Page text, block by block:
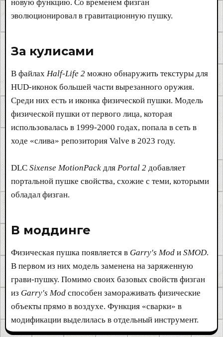
новую функцию. Со временем физган
эволюционировал в гравитационную пушку.
За кулисами​
В файлах Half-Life 2 можно обнаружить текстуры для
HUD-иконок большей части вырезанного оружия.
Среди них есть и иконка физической пушки. Модель
физической пушки от первого лица, которая
использовалась в 1999-2000 годах, попала в сеть в
ходе «слива» репозитория Valve в 2023 году.
DLC Sixense MotionPack для Portal 2 добавляет
портальной пушке свойства, схожие с теми, которыми
обладал физган.
В моддинге​
Физическая пушка появляется в Garry's Mod и SMOD.
В первом из них модель заменена на заряженную
грави-пушку. Помимо своих базовых свойств физган
из Garry's Mod способен замораживать физические
объекты прямо в воздухе. Функция «сварки» в
модификации выделилась в отдельный инструмент.